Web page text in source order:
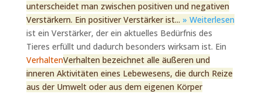
unterscheidet man zwischen positiven und negativen
Verstärkern. Ein positiver Verstärker ist... » Weiterlesen
ist ein Verstärker, der ein aktuelles Bedürfnis des
Tieres erfüllt und dadurch besonders wirksam ist. Ein
VerhaltenVerhalten bezeichnet alle äußeren und
inneren Aktivitäten eines Lebewesens, die durch Reize
aus der Umwelt oder aus dem eigenen Körper